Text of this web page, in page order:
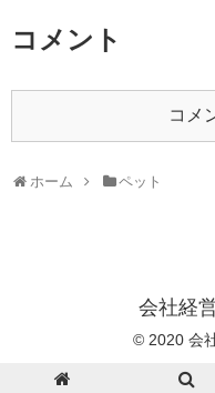
コメント
コメ
ホーム ペット
会社経
© 2020 会